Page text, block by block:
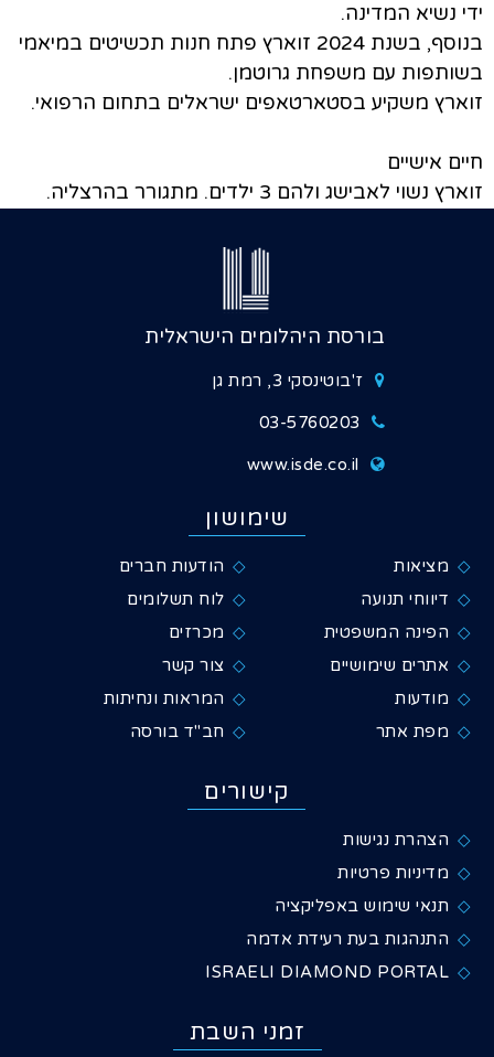
ידי נשיא המדינה.
בנוסף, בשנת 2024 זוארץ פתח חנות תכשיטים במיאמי
בשותפות עם משפחת גרוטמן.
זוארץ משקיע בסטארטאפים ישראלים בתחום הרפואי.
חיים אישיים
זוארץ נשוי לאבישג ולהם 3 ילדים. מתגורר בהרצליה.
בורסת היהלומים הישראלית
ז'בוטינסקי 3, רמת גן
03-5760203
www.isde.co.il
שימושון
מציאות
הודעות חברים
דיווחי תנועה
לוח תשלומים
הפינה המשפטית
מכרזים
אתרים שימושיים
צור קשר
מודעות
המראות ונחיתות
מפת אתר
חב"ד בורסה
קישורים
הצהרת נגישות
מדיניות פרטיות
תנאי שימוש באפליקציה
התנהגות בעת רעידת אדמה
ISRAELI DIAMOND PORTAL
זמני השבת